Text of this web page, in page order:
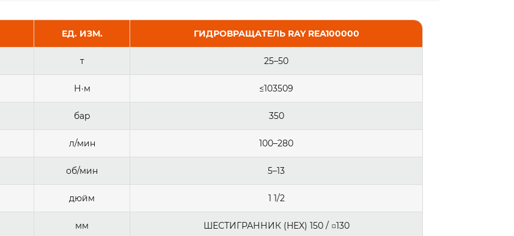
ЕД. ИЗМ. ГИДРОВРАЩАТЕЛЬ RAY REA100000
т 25–50
Н·м ≤103509
бар 350
л/мин 100–280
об/мин 5–13
дюйм 1 1/2
мм ШЕСТИГРАННИК (HEX) 150 / □130